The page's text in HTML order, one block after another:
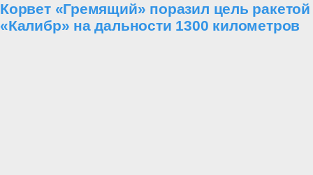
Корвет «Гремящий» поразил цель ракетой
«Калибр» на дальности 1300 километров